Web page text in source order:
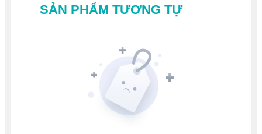
SẢN PHẨM TƯƠNG TỰ